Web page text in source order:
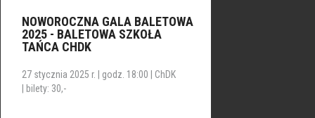
NOWOROCZNA GALA BALETOWA
2025 - BALETOWA SZKOŁA
TAŃCA CHDK
27 stycznia 2025 r. | godz. 18:00 | ChDK
| bilety: 30,-